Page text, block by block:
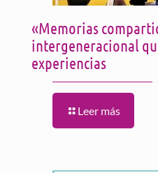
«Memorias
intergeneracional
experiencias
Leer más